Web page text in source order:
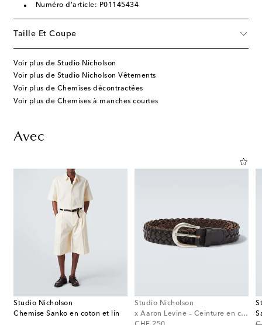
Numéro d'article: P01145434
Taille Et Coupe
Voir plus de Studio Nicholson
Voir plus de Studio Nicholson Vêtements
Voir plus de Chemises décontractées
Voir plus de Chemises à manches courtes
Avec
Studio Nicholson
Chemise Sanko en coton et lin
Studio Nicholson
x Aaron Levine – Ceinture en cuir